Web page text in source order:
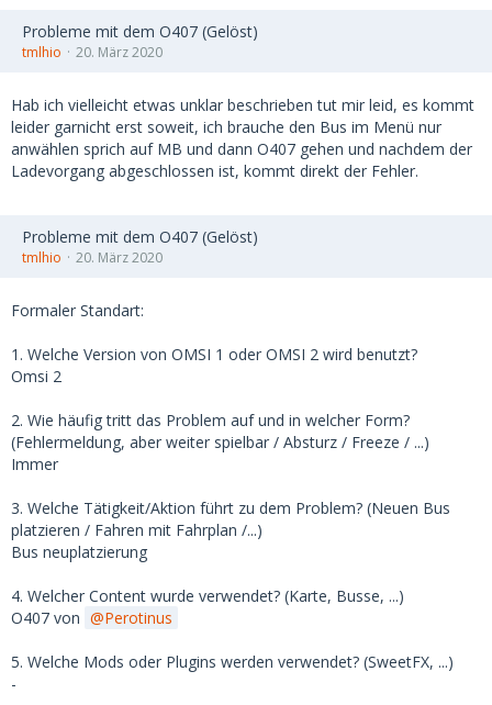
Probleme mit dem O407 (Gelöst)
tmlhio 20. März 2020
Hab ich vielleicht etwas unklar beschrieben tut mir leid, es kommt
leider garnicht erst soweit, ich brauche den Bus im Menü nur
anwählen sprich auf MB und dann O407 gehen und nachdem der
Ladevorgang abgeschlossen ist, kommt direkt der Fehler.
Probleme mit dem O407 (Gelöst)
tmlhio 20. März 2020
Formaler Standart:
1. Welche Version von OMSI 1 oder OMSI 2 wird benutzt?
Omsi 2
2. Wie häufig tritt das Problem auf und in welcher Form?
(Fehlermeldung, aber weiter spielbar / Absturz / Freeze / ...)
Immer
3. Welche Tätigkeit/Aktion führt zu dem Problem? (Neuen Bus
platzieren / Fahren mit Fahrplan /...)
Bus neuplatzierung
4. Welcher Content wurde verwendet? (Karte, Busse, ...)
O407 von
Perotinus
5. Welche Mods oder Plugins werden verwendet? (SweetFX, ...)
-